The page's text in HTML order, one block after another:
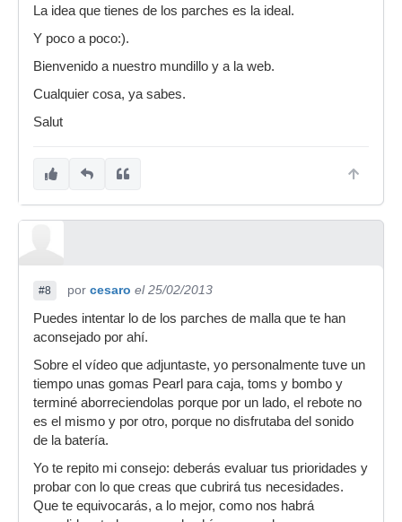
La idea que tienes de los parches es la ideal.
Y poco a poco:).
Bienvenido a nuestro mundillo y a la web.
Cualquier cosa, ya sabes.
Salut
#8 por cesaro el 25/02/2013
Puedes intentar lo de los parches de malla que te han
aconsejado por ahí.
Sobre el vídeo que adjuntaste, yo personalmente tuve un
tiempo unas gomas Pearl para caja, toms y bombo y
terminé aborreciendolas porque por un lado, el rebote no
es el mismo y por otro, porque no disfrutaba del sonido
de la batería.
Yo te repito mi consejo: deberás evaluar tus prioridades y
probar con lo que creas que cubrirá tus necesidades.
Que te equivocarás, a lo mejor, como nos habrá